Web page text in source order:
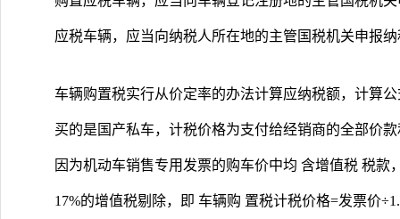
应税车辆，应当向纳税人所在地的主管国税机关申报
车辆购置税实行从价定率的办法计算应纳税额，计算
买的是国产私车，计税价格为支付给经销商的全部价
因为机动车销售专用发票的购车价中均 含增值税 税
17%的增值税剔除，即 车辆购 置税计税价格=发票价